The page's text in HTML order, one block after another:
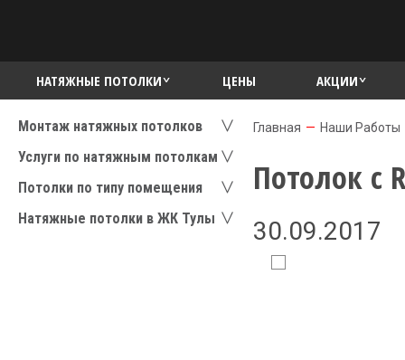
НАТЯЖНЫЕ ПОТОЛКИ ЦЕНЫ АКЦИИ
Монтаж натяжных потолков
Услуги по натяжным потолкам
Потолки по типу помещения
Натяжные потолки в ЖК Тулы
Главная — Наши Работы
Потолок с
30.09.2017